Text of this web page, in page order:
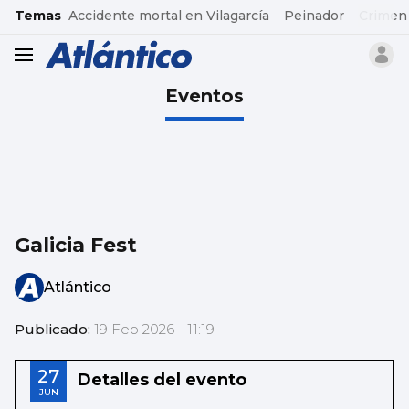
common.go-to-content
Temas Accidente mortal en Vilagarcía Peinador
header.menu.open
Eventos
Galicia Fest
Atlántico
Publicado: 19 Feb 2026 - 11:19
27
JUN
Detalles del evento